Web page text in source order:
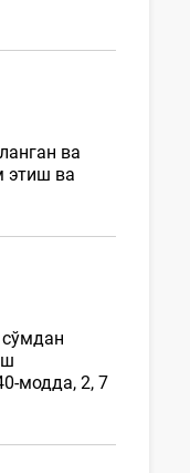
ва
этиш ва
модда, 2, 7